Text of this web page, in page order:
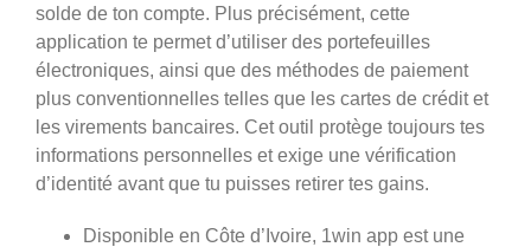
solde de ton compte. Plus précisément, cette
application te permet d’utiliser des portefeuilles
électroniques, ainsi que des méthodes de paiement
plus conventionnelles telles que les cartes de crédit et
les virements bancaires. Cet outil protège toujours tes
informations personnelles et exige une vérification
d’identité avant que tu puisses retirer tes gains.
Disponible en Côte d’Ivoire, 1win app est une